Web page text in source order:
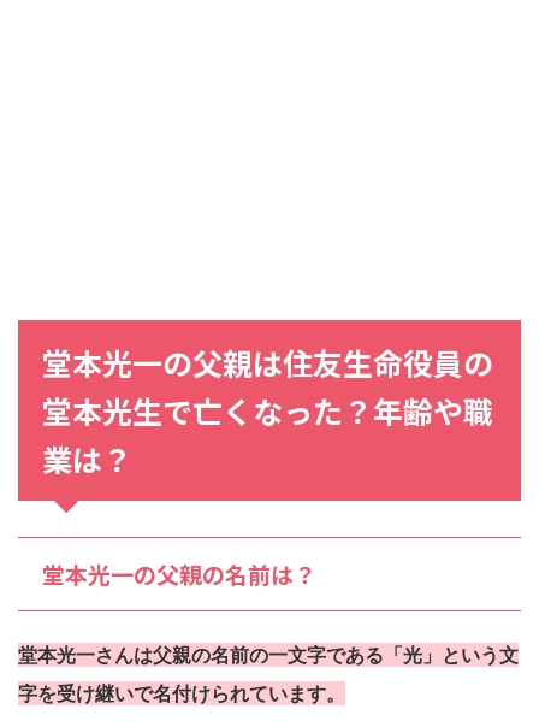
堂本光一の父親は住友生命役員の
堂本光生で亡くなった？年齢や職
業は？
堂本光一の父親の名前は？
堂本光一さんは父親の名前の一文字である「光」という文
字を受け継いで名付けられています。